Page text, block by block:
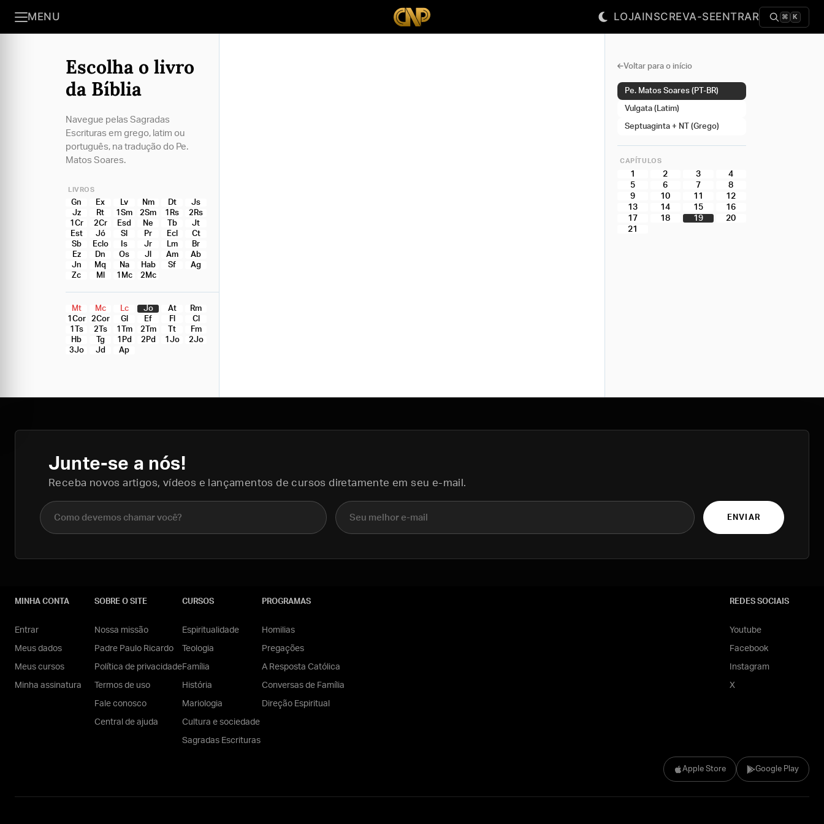
MENU LOJAINSCREVA-SEENTRAR ⌘ K
Escolha o livro
da Bíblia
Navegue pelas Sagradas
Escrituras em grego, latim ou
português, na tradução do Pe.
Matos Soares.
LIVROS
Gn Ex Lv Nm Dt
Js
Jz
Rt 1Sm 2Sm 1Rs
2Rs
1Cr
2Cr Esd Ne Tb
Jt
Est
Jó Sl Pr Ecl
Ct
Sb
Eclo Is Jr Lm
Br
Ez
Dn Os Jl Am
Ab
Jn
Mq Na Hab Sf
Ag
Zc
Ml 1Mc 2Mc
Mt Mc Lc Jo At
Rm
1Cor
2Cor Gl Ef Fl
Cl
1Ts
2Ts 1Tm 2Tm Tt
Fm
Hb
Tg 1Pd 2Pd 1Jo
2Jo
3Jo
Jd Ap
Voltar para o início
Pe. Matos Soares (PT-BR)
Vulgata (Latim)
Septuaginta + NT (Grego)
CAPÍTULOS
1 2 3
4
5
6 7
8
9
10 11
12
13
14 15
16
17
18 19
20
21
Junte-se a nós!
Receba novos artigos, vídeos e lançamentos de cursos diretamente em seu e-mail.
Nome completo E-mail
ENVIAR
Apple Store Google Play
MINHA CONTA
Entrar
Meus dados
Meus cursos
Minha assinatura
SOBRE O SITE
Nossa missão
Padre Paulo Ricardo
Política de privacidade
Termos de uso
Fale conosco
Central de ajuda
CURSOS
Espiritualidade
Teologia
Família
História
Mariologia
Cultura e sociedade
Sagradas Escrituras
PROGRAMAS
Homilias
Pregações
A Resposta Católica
Conversas de Família
Direção Espiritual
REDES SOCIAIS
Youtube
Facebook
Instagram
X